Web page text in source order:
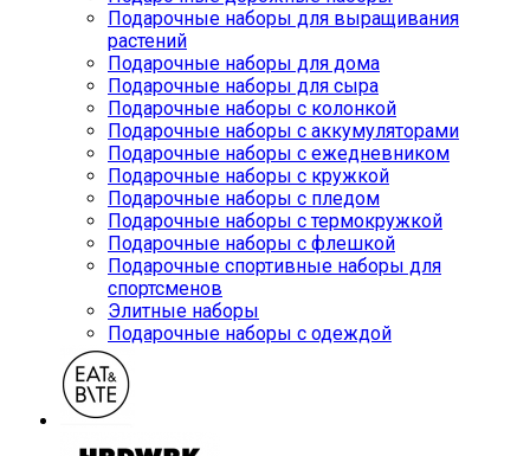
Подарочные наборы для выращивания
растений
Подарочные наборы для дома
Подарочные наборы для сыра
Подарочные наборы с колонкой
Подарочные наборы с аккумуляторами
Подарочные наборы с ежедневником
Подарочные наборы с кружкой
Подарочные наборы с пледом
Подарочные наборы с термокружкой
Подарочные наборы с флешкой
Подарочные спортивные наборы для
спортсменов
Элитные наборы
Подарочные наборы с одеждой